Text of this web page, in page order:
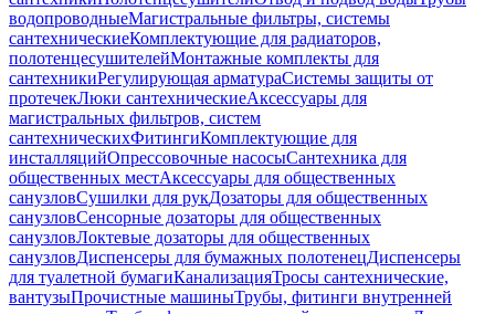
водопроводныеМагистральные фильтры, системы
сантехническиеКомплектующие для радиаторов,
полотенцесушителейМонтажные комплекты для
сантехникиРегулирующая арматураСистемы защиты от
протечекЛюки сантехническиеАксессуары для
магистральных фильтров, систем
сантехническихФитингиКомплектующие для
инсталляцийОпрессовочные насосыСантехника для
общественных местАксессуары для общественных
санузловСушилки для рукДозаторы для общественных
санузловСенсорные дозаторы для общественных
санузловЛоктевые дозаторы для общественных
санузловДиспенсеры для бумажных полотенецДиспенсеры
для туалетной бумагиКанализацияТросы сантехнические,
вантузыПрочистные машиныТрубы, фитинги внутренней